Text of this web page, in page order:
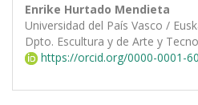
Enrike Hurtado Mendieta
Universidad del País Vasco /
Dpto. Escultura y de Arte y
https://orcid.org/0000-0001-